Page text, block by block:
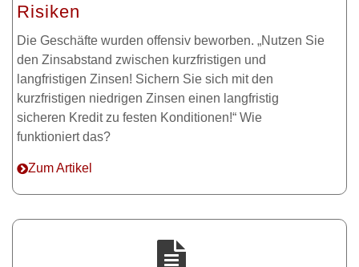
Risiken
Die Geschäfte wurden offensiv beworben. „Nutzen Sie
den Zinsabstand zwischen kurzfristigen und
langfristigen Zinsen! Sichern Sie sich mit den
kurzfristigen niedrigen Zinsen einen langfristig
sicheren Kredit zu festen Konditionen!“ Wie
funktioniert das?
Zum Artikel